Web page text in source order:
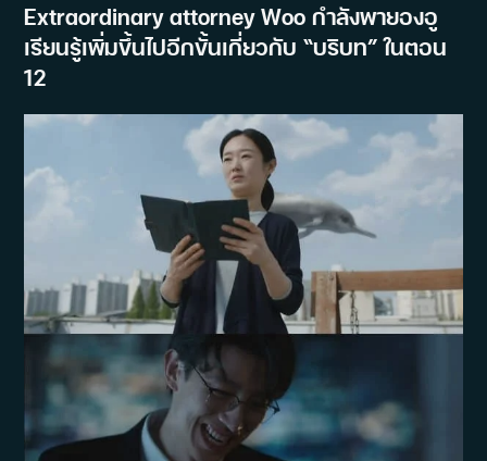
Extraordinary attorney Woo กำลังพายองอู
เรียนรู้เพิ่มขึ้นไปอีกขั้นเกี่ยวกับ “บริบท” ในตอน
12